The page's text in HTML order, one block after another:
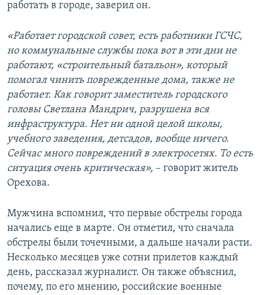
работать в городе, заверил он.
«Работает городской совет, есть работники ГСЧС,
но коммунальные службы пока вот в эти дни не
работают, «строительный батальон», который
помогал чинить поврежденные дома, также не
работает. Как говорит заместитель городского
головы Светлана Мандрич, разрушена вся
инфраструктура. Нет ни одной целой школы,
учебного заведения, детсадов, вообще ничего.
Сейчас много повреждений в электросетях. То есть
ситуация очень критическая», – говорит житель
Орехова.
Мужчина вспомнил, что первые обстрелы города
начались еще в марте. Он отметил, что сначала
обстрелы были точечными, а дальше начали расти.
Несколько месяцев уже сотни прилетов каждый
день, рассказал журналист. Он также объяснил,
почему, по его мнению, российские военные